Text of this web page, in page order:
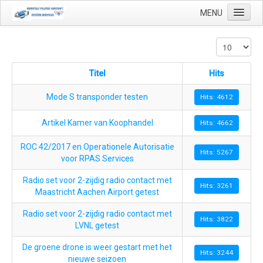
MENU
Toepassingen
Precisielandbouw
Landmeetkundige en geo-mapping
Luchthaven inspecties
Makelaardij
Tank inspectie
Titel Hits
Mode S transponder testen Hits: 4612
Artikel Kamer van Koophandel Hits: 4662
ROC 42/2017 en Operationele Autorisatie
voor RPAS Services
Hits: 5267
Radio set voor 2-zijdig radio contact met
Maastricht Aachen Airport getest
Hits: 3261
Radio set voor 2-zijdig radio contact met
LVNL getest
Hits: 3822
De groene drone is weer gestart met het
nieuwe seizoen
Hits: 3244